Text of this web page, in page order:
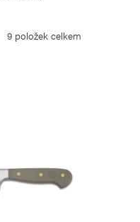
9 položek celkem